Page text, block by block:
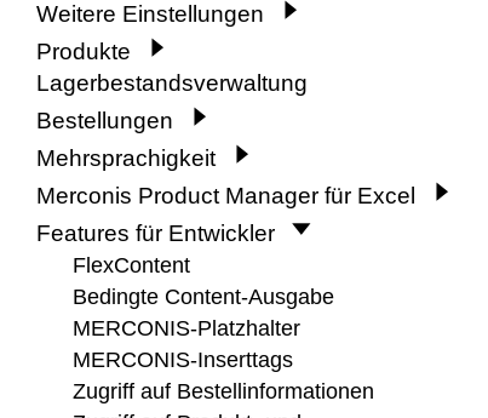
Weitere Einstellungen
Produkte
Lagerbestandsverwaltung
Bestellungen
Mehrsprachigkeit
Merconis Product Manager für Excel
Features für Entwickler
FlexContent
Bedingte Content-Ausgabe
MERCONIS-Platzhalter
MERCONIS-Inserttags
Zugriff auf Bestellinformationen